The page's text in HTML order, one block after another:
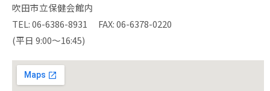
吹田市立保健会館内
TEL: 06-6386-8931 FAX: 06-6378-0220
(平日 9:00～16:45)